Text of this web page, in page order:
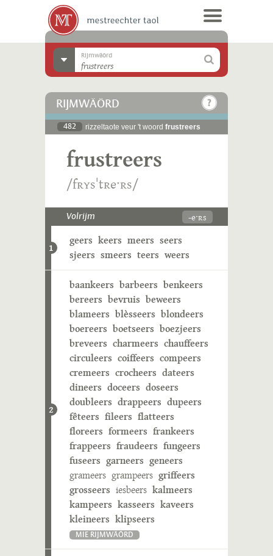
Rijmwäörd
RIJMWÄÖRD
482 rizzeltaote veur 't woord frustreers
frustreers
/fʀʏsˈtʀeˑʀs/
Volrijm -eˑʀs
1
geers keers meers seers
sjeers smeers teers weers
2
baankeers barbeers benkeers
bereers bevruis beweers
blameers blèsseers blondeers
boereers boetseers boezjeers
breveers charmeers chauffeers
circuleers coiffeers compeers
cremeers crocheers dateers
dineers doceers doseers
doubleers drappeers dupeers
fêteers fileers flatteers
floreers formeers frankeers
frappeers fraudeers fungeers
fuseers garneers geneers
grameers grampeers griffeers
grosseers iesbeers kalmeers
kampeers kasseers kaveers
kleineers klipseers
MIE RIJMWÄÖRD